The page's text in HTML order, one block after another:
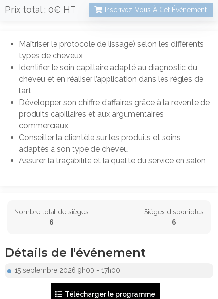
Prix total : 0€ Inscrivez-Vous À Cet Événement
Maîtriser le protocole de lissage) selon les différents
types de cheveux
Identifier le soin capillaire adapté au diagnostic du
cheveu et en réaliser l’application dans les règles de
l’art
Développer son chiffre d’affaires grâce à la revente de
produits capillaires et aux argumentaires
commerciaux
Conseiller la clientèle sur les produits et soins
adaptés à son type de cheveu
Assurer la traçabilité et la qualité du service en salon
Nombre total de sièges
6
Sièges disponibles
6
Détails de l'événement
15 septembre 2026 9h00 - 17h00
Télécharger le programme